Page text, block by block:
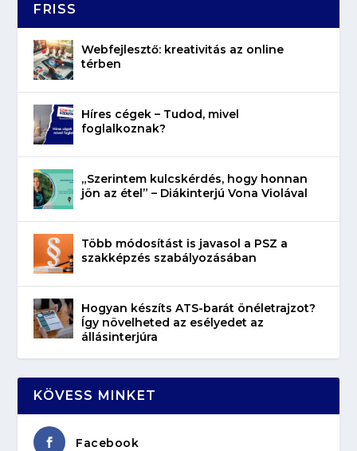
FRISS
Webfejlesztő: kreativitás az online
térben
Híres cégek – Tudod, mivel
foglalkoznak?
„Szerintem kulcskérdés, hogy honnan
jön az étel” – Diákinterjú Vona Violával
Több módosítást is javasol a PSZ a
szakképzés szabályozásában
Hogyan készíts ATS-barát önéletrajzot?
Így növelheted az esélyedet az
állásinterjúra
KÖVESS MINKET
Facebook